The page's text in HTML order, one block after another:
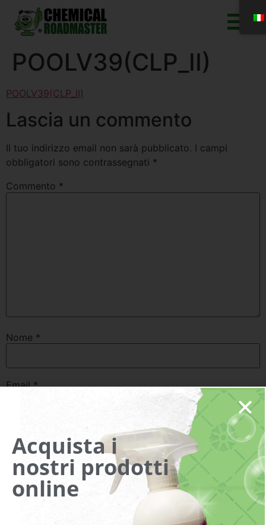
POOLV39(CLP_II)
POOLV39(CLP_II)
Lascia un commento
Il tuo indirizzo email non sarà pubblicato. I campi
obbligatori sono contrassegnati *
Commento *
Nome *
Email*
Do il mio consenso affinché un cookie salvi i miei dati
(nome, email, sito web) per il prossimo commento.
Acquista i
nostri prodotti
online